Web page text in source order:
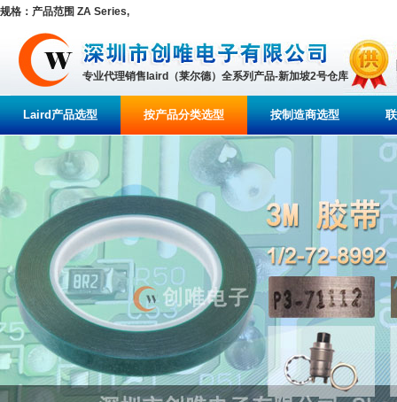
规格：产品范围 ZA Series,
专业代理销售laird（莱尔德）全系列产品-新加坡2号仓库
Laird产品选型 按产品分类选型 按制造商选型